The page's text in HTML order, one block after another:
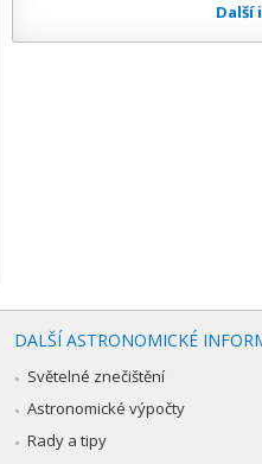
Další
DALŠÍ ASTRONOMICKÉ
Světelné znečištění
Astronomické výpočty
Rady a tipy